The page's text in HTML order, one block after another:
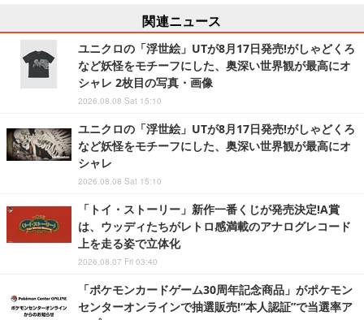
関連ニュース
ユニクロの「浮世絵」UTが8月17日発売!がしゃどくろ
など妖怪をモチーフにした、奥深い世界観が最高にオ
シャレ 2枚目の写真・画像
2026.08.08 Sat 15:10
ユニクロの「浮世絵」UTが8月17日発売!がしゃどくろ
など妖怪をモチーフにした、奥深い世界観が最高にオ
シャレ
2026.08.08 Sat 15:10
「トイ・ストーリー」新作一番くじが発売決定!A賞
は、ウッディたちがレトロ感満載のアナログレコード
上を走る姿で立体化
2026.08.07 Fri 03:40
「ポケモンカードゲーム30周年記念商品」がポケモン
センターオンラインで抽選販売!“本人認証”で当選率ア